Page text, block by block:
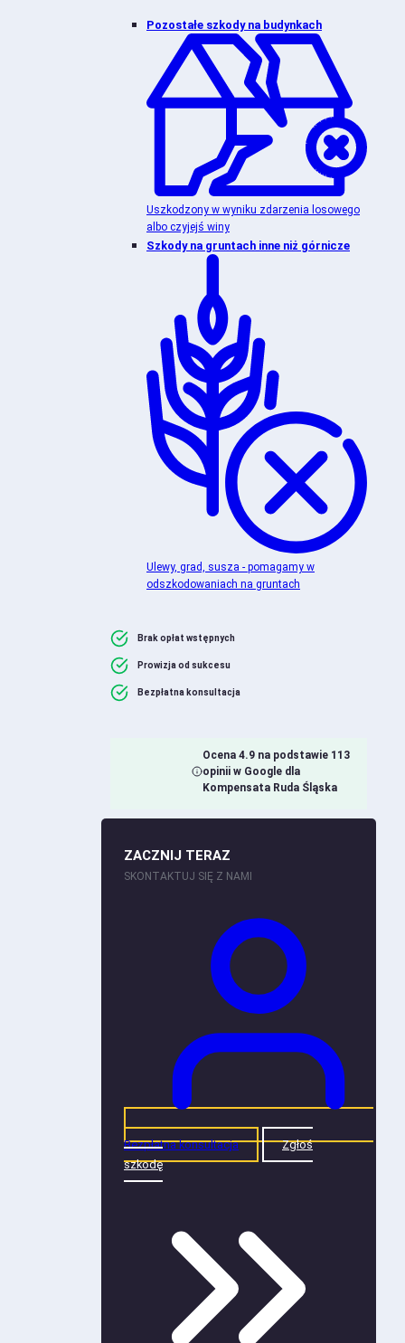
Pozostałe szkody na budynkach
Uszkodzony w wyniku zdarzenia losowego
albo czyjejś winy
Szkody na gruntach inne niż górnicze
Ulewy, grad, susza - pomagamy w
odszkodowaniach na gruntach
Brak opłat wstępnych
Prowizja od sukcesu
Bezpłatna konsultacja
Ocena 4.9 na podstawie 113
opinii w Google dla
Kompensata Ruda Śląska
ZACZNIJ TERAZ
SKONTAKTUJ SIĘ Z NAMI
Bezpłatna konsultacja
Zgłoś
szkodę